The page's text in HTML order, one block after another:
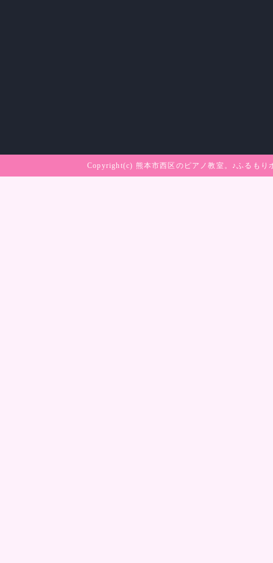
Copyright(c) 熊本市西区のピアノ教室。♪ふるも